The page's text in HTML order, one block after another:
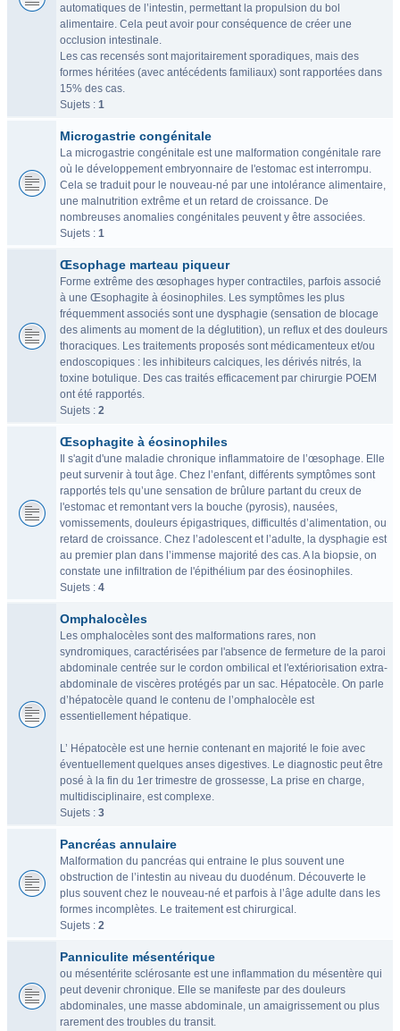
automatiques de l’intestin, permettant la propulsion du bol
alimentaire. Cela peut avoir pour conséquence de créer une
occlusion intestinale.
Les cas recensés sont majoritairement sporadiques, mais des
formes héritées (avec antécédents familiaux) sont rapportées dans
15% des cas.
Sujets : 1
Microgastrie congénitale
La microgastrie congénitale est une malformation congénitale rare
où le développement embryonnaire de l'estomac est interrompu.
Cela se traduit pour le nouveau-né par une intolérance alimentaire,
une malnutrition extrême et un retard de croissance. De
nombreuses anomalies congénitales peuvent y être associées.
Sujets : 1
Œsophage marteau piqueur
Forme extrême des œsophages hyper contractiles, parfois associé
à une Œsophagite à éosinophiles. Les symptômes les plus
fréquemment associés sont une dysphagie (sensation de blocage
des aliments au moment de la déglutition), un reflux et des douleurs
thoraciques. Les traitements proposés sont médicamenteux et/ou
endoscopiques : les inhibiteurs calciques, les dérivés nitrés, la
toxine botulique. Des cas traités efficacement par chirurgie POEM
ont été rapportés.
Sujets : 2
Œsophagite à éosinophiles
Il s'agit d'une maladie chronique inflammatoire de l’œsophage. Elle
peut survenir à tout âge. Chez l’enfant, différents symptômes sont
rapportés tels qu’une sensation de brûlure partant du creux de
l'estomac et remontant vers la bouche (pyrosis), nausées,
vomissements, douleurs épigastriques, difficultés d’alimentation, ou
retard de croissance. Chez l’adolescent et l’adulte, la dysphagie est
au premier plan dans l’immense majorité des cas. A la biopsie, on
constate une infiltration de l'épithélium par des éosinophiles.
Sujets : 4
Omphalocèles
Les omphalocèles sont des malformations rares, non
syndromiques, caractérisées par l'absence de fermeture de la paroi
abdominale centrée sur le cordon ombilical et l'extériorisation extra-
abdominale de viscères protégés par un sac. Hépatocèle. On parle
d’hépatocèle quand le contenu de l’omphalocèle est
essentiellement hépatique.
L’ Hépatocèle est une hernie contenant en majorité le foie avec
éventuellement quelques anses digestives. Le diagnostic peut être
posé à la fin du 1er trimestre de grossesse, La prise en charge,
multidisciplinaire, est complexe.
Sujets : 3
Pancréas annulaire
Malformation du pancréas qui entraine le plus souvent une
obstruction de l’intestin au niveau du duodénum. Découverte le
plus souvent chez le nouveau-né et parfois à l’âge adulte dans les
formes incomplètes. Le traitement est chirurgical.
Sujets : 2
Panniculite mésentérique
ou mésentérite sclérosante est une inflammation du mésentère qui
peut devenir chronique. Elle se manifeste par des douleurs
abdominales, une masse abdominale, un amaigrissement ou plus
rarement des troubles du transit.